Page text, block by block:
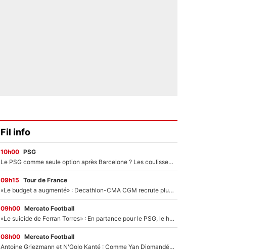
Fil info
10h00 PSG
Le PSG comme seule option après Barcelone ? Les coulisses de la signature historique de Lionel Messi sont révélées au grand jour !
09h15 Tour de France
«Le budget a augmenté» : Decathlon-CMA CGM recrute plusieurs coureurs pour offrir à Paul Seixas une équipe pour gagner le Tour de France 2027
09h00 Mercato Football
«Le suicide de Ferran Torres» : En partance pour le PSG, le héros de la finale de la Coupe du monde s'attire les foudres de la presse espagnole !
08h00 Mercato Football
Antoine Griezmann et N'Golo Kanté : Comme Yan Diomandé, les deux champions du monde ont refusé de signer au PSG !